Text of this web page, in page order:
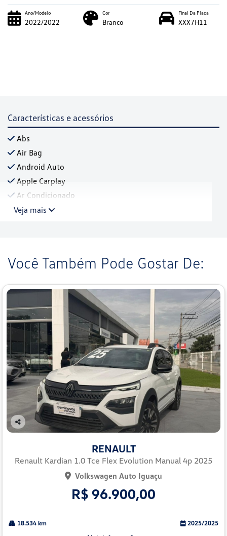
Ano/Modelo
2022/2022
Cor
Branco
Final Da Placa
XXX7H11
Características e acessórios
Abs
Air Bag
Android Auto
Apple Carplay
Ar Condicionado
Veja mais
Você Também Pode Gostar De:
Co
lhe
RENAULT
Renault Kardian 1.0 Tce Flex Evolution Manual 4p 2025
Volkswagen Auto Iguaçu
R$ 96.900,00
18.534 km 2025/2025